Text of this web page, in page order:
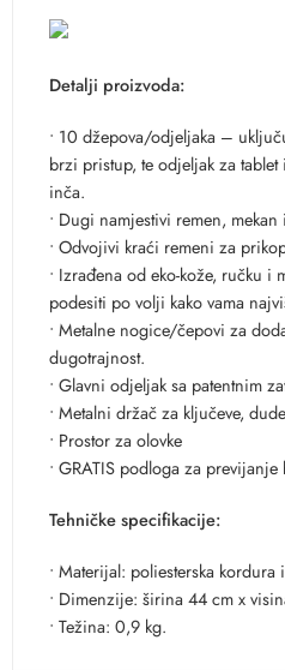
Detalji proizvoda:
• 10 džepova/odjeljaka –
brzi pristup, te odjeljak za
inča.
• Dugi namjestivi remen,
• Odvojivi kraći remeni za
• Izrađena od eko-kože, ručku i
podesiti po volji kako vama
• Metalne nogice/čepovi za
dugotrajnost.
• Glavni odjeljak sa patentnim
• Metalni držač za ključeve,
• Prostor za olovke
• GRATIS podloga za previjanje
Tehničke specifikacije:
• Materijal: poliesterska kordura
• Dimenzije: širina 44 cm x
• Težina: 0,9 kg.